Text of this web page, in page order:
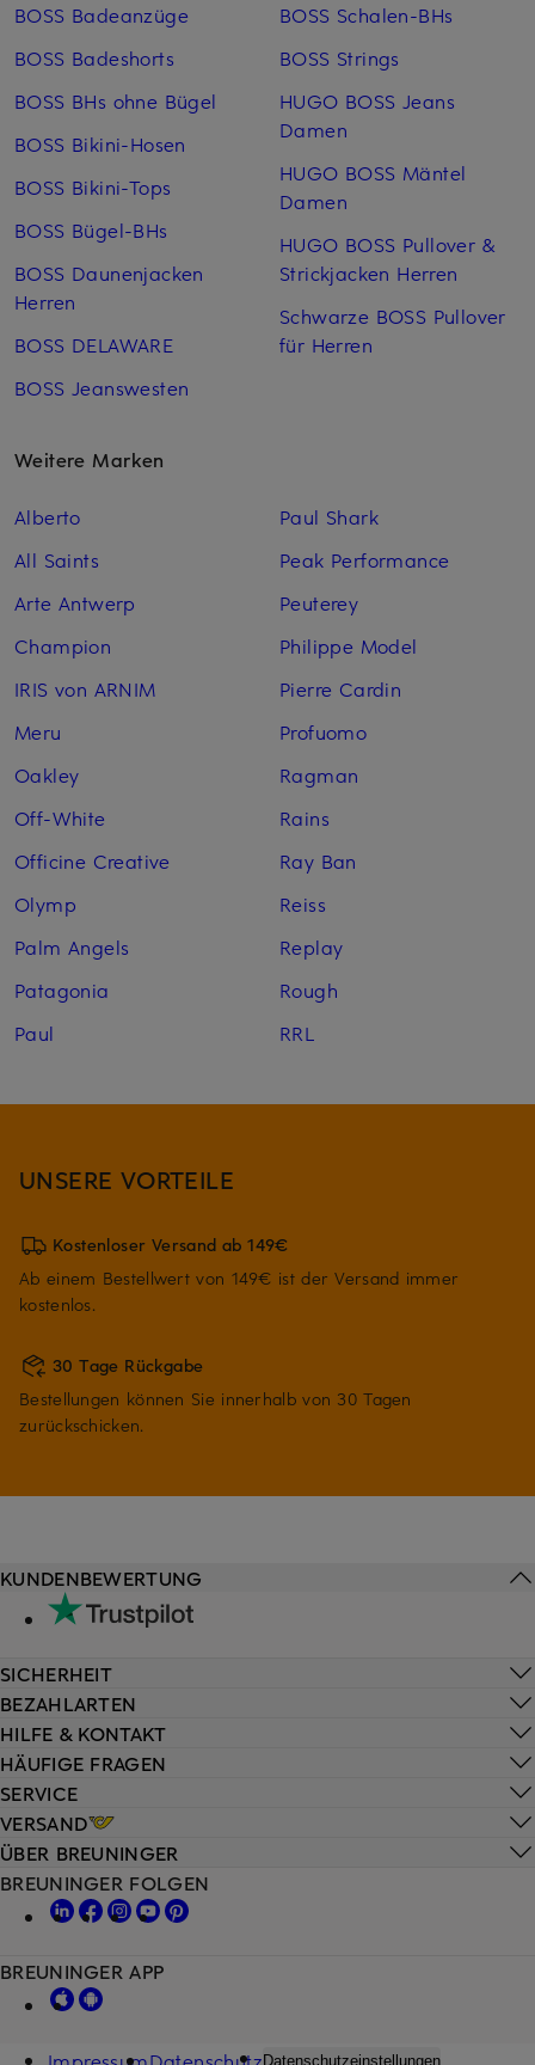
BOSS Badeanzüge
BOSS Badeshorts
BOSS BHs ohne Bügel
BOSS Bikini-Hosen
BOSS Bikini-Tops
BOSS Bügel-BHs
BOSS Daunenjacken
Herren
BOSS DELAWARE
BOSS Jeanswesten
BOSS Schalen-BHs
BOSS Strings
HUGO BOSS Jeans
Damen
HUGO BOSS Mäntel
Damen
HUGO BOSS Pullover &
Strickjacken Herren
Schwarze BOSS Pullover
für Herren
Weitere Marken
Alberto
All Saints
Arte Antwerp
Champion
IRIS von ARNIM
Meru
Oakley
Off-White
Officine Creative
Olymp
Palm Angels
Patagonia
Paul
Paul Shark
Peak Performance
Peuterey
Philippe Model
Pierre Cardin
Profuomo
Ragman
Rains
Ray Ban
Reiss
Replay
Rough
RRL
UNSERE VORTEILE
Kostenloser Versand ab 149€
Ab einem Bestellwert von 149€ ist der Versand immer
kostenlos.
30 Tage Rückgabe
Bestellungen können Sie innerhalb von 30 Tagen
zurückschicken.
HILFE & KONTAKT
HÄUFIGE FRAGEN
SERVICE
VERSAND
KUNDENBEWERTUNG
SICHERHEIT
BEZAHLARTEN
ÜBER BREUNINGER
BREUNINGER FOLGEN
BREUNINGER APP
ImpressumDatenschutz Datenschutzeinstellungen